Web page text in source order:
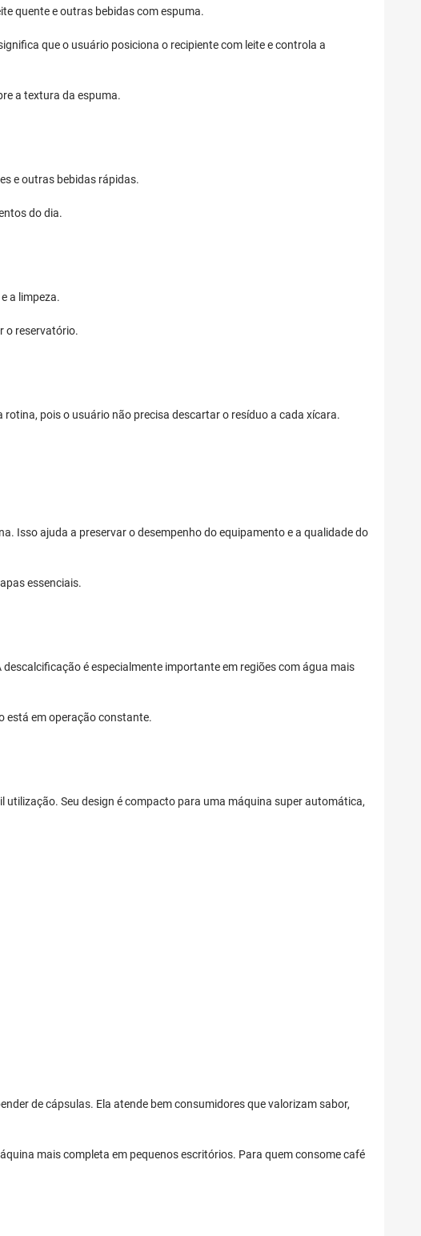
quente e outras bebidas com espuma.
que o usuário posiciona o recipiente com leite e controla a
a textura da espuma.
e outras bebidas rápidas.
do dia.
a limpeza.
o reservatório.
rotina, pois o usuário não precisa descartar o resíduo a cada xícara.
Isso ajuda a preservar o desempenho do equipamento e a qualidade do
essenciais.
é especialmente importante em regiões com água mais
está em operação constante.
Seu design é compacto para uma máquina super automática,
de cápsulas. Ela atende bem consumidores que valorizam sabor,
mais completa em pequenos escritórios. Para quem consome café